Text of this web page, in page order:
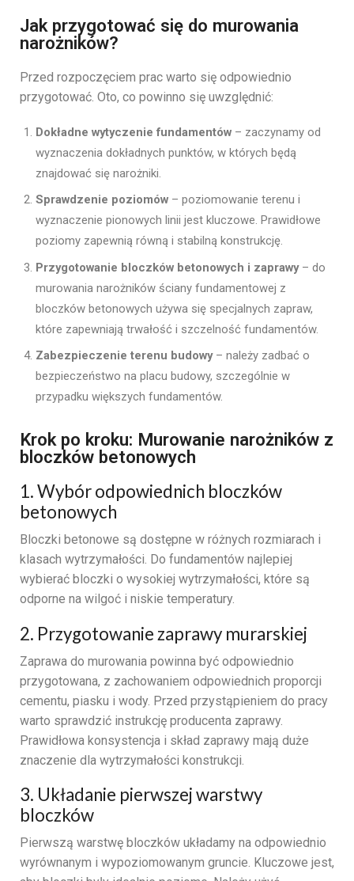
Jak przygotować się do murowania
narożników?
Przed rozpoczęciem prac warto się odpowiednio
przygotować. Oto, co powinno się uwzględnić:
Dokładne wytyczenie fundamentów – zaczynamy od
wyznaczenia dokładnych punktów, w których będą
znajdować się narożniki.
Sprawdzenie poziomów – poziomowanie terenu i
wyznaczenie pionowych linii jest kluczowe. Prawidłowe
poziomy zapewnią równą i stabilną konstrukcję.
Przygotowanie bloczków betonowych i zaprawy– do
murowania narożników ściany fundamentowej z
bloczków betonowych używa się specjalnych zapraw,
które zapewniają trwałość i szczelność fundamentów.
Zabezpieczenie terenu budowy– należy zadbać o
bezpieczeństwo na placu budowy, szczególnie w
przypadku większych fundamentów.
Krok po kroku: Murowanie narożników z
bloczków betonowych
1. Wybór odpowiednich bloczków
betonowych
Bloczki betonowe są dostępne w różnych rozmiarach i
klasach wytrzymałości. Do fundamentów najlepiej
wybierać bloczki o wysokiej wytrzymałości, które są
odporne na wilgoć i niskie temperatury.
2. Przygotowanie zaprawy murarskiej
Zaprawa do murowania powinna być odpowiednio
przygotowana, z zachowaniem odpowiednich proporcji
cementu, piasku i wody. Przed przystąpieniem do pracy
warto sprawdzić instrukcję producenta zaprawy.
Prawidłowa konsystencja i skład zaprawy mają duże
znaczenie dla wytrzymałości konstrukcji.
3. Układanie pierwszej warstwy
bloczków
Pierwszą warstwę bloczków układamy na odpowiednio
wyrównanym i wypoziomowanym gruncie. Kluczowe jest,